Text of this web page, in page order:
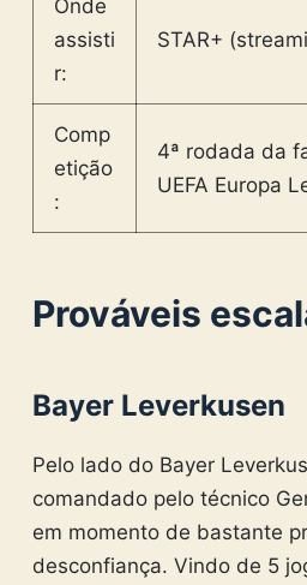
Onde
assisti
r:
STAR+
Comp
etição
:
4ª rodada da
UEFA Europa
Prováveis
Bayer Leverkusen
Pelo lado do Bayer
comandado pelo técnico
em momento de bastante
desconfiança. Vindo de 5